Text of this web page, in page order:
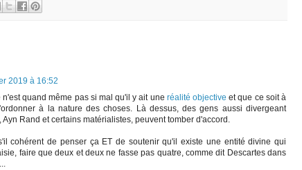
2019 à 16:52
quand même pas si mal qu'il y ait une réalité objective et que ce soit à
à la nature des choses. Là dessus, des gens aussi divergeant
Rand et certains matérialistes, peuvent tomber d'accord.
cohérent de penser ça ET de soutenir qu'il existe une entité divine qui
faire que deux et deux ne fasse pas quatre, comme dit Descartes dans